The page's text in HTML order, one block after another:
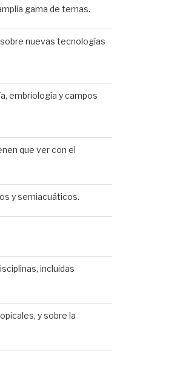
gama de temas.
nuevas tecnologías
embriología y campos
que ver con el
y semiacuáticos.
incluidas
y sobre la